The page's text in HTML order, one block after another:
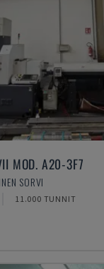
MOD. A20-3F7
SORVI
11.000 TUNNIT